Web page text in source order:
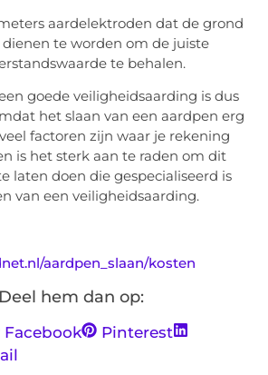
aardelektroden dat de grond
te worden om de juiste
te behalen.
goede veiligheidsaarding is dus
het slaan van een aardpen erg
factoren zijn waar je rekening
is het sterk aan te raden om dit
laten doen die gespecialiseerd is
van een veiligheidsaarding.
aardpen_slaan/kosten
hem dan op:
Facebook
Pinterest